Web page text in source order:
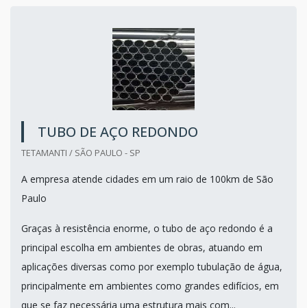
TUBO DE AÇO REDONDO
TETAMANTI / SÃO PAULO - SP
A empresa atende cidades em um raio de 100km de São
Paulo
Graças à resistência enorme, o tubo de aço redondo é a
principal escolha em ambientes de obras, atuando em
aplicações diversas como por exemplo tubulação de água,
principalmente em ambientes como grandes edifícios, em
que se faz necessária uma estrutura mais com...